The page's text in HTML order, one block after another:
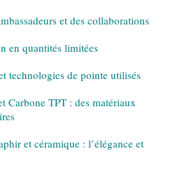
et des collaborations
en quantités limitées
technologies de pointe utilisés
Carbone TPT : des matériaux
et céramique : l’élégance et